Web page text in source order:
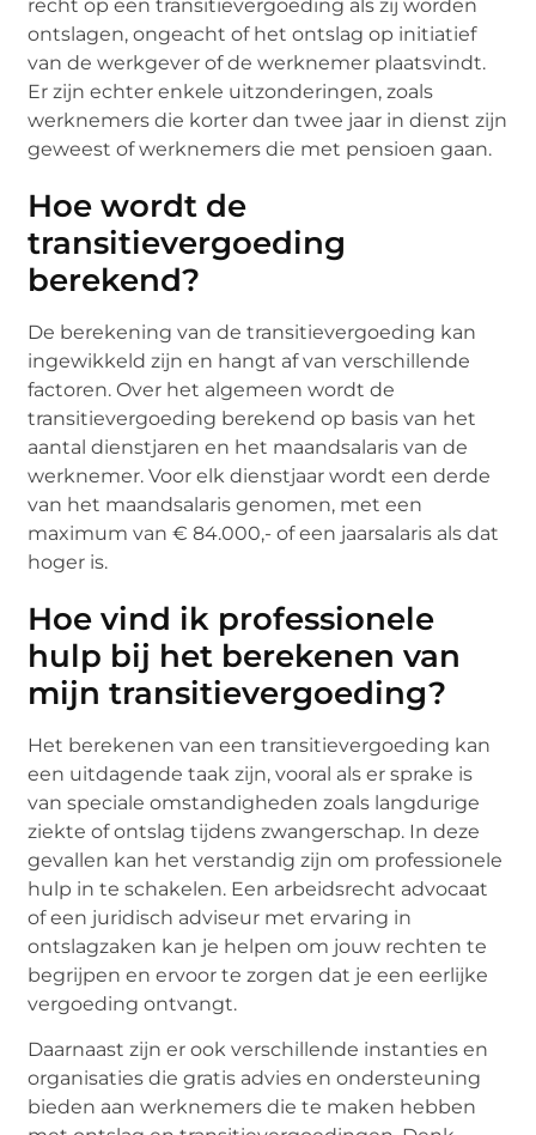
recht op een transitievergoeding als zij worden
ontslagen, ongeacht of het ontslag op initiatief
van de werkgever of de werknemer plaatsvindt.
Er zijn echter enkele uitzonderingen, zoals
werknemers die korter dan twee jaar in dienst zijn
geweest of werknemers die met pensioen gaan.
Hoe wordt de
transitievergoeding
berekend?
De berekening van de transitievergoeding kan
ingewikkeld zijn en hangt af van verschillende
factoren. Over het algemeen wordt de
transitievergoeding berekend op basis van het
aantal dienstjaren en het maandsalaris van de
werknemer. Voor elk dienstjaar wordt een derde
van het maandsalaris genomen, met een
maximum van € 84.000,- of een jaarsalaris als dat
hoger is.
Hoe vind ik professionele
hulp bij het berekenen van
mijn transitievergoeding?
Het berekenen van een transitievergoeding kan
een uitdagende taak zijn, vooral als er sprake is
van speciale omstandigheden zoals langdurige
ziekte of ontslag tijdens zwangerschap. In deze
gevallen kan het verstandig zijn om professionele
hulp in te schakelen. Een arbeidsrecht advocaat
of een juridisch adviseur met ervaring in
ontslagzaken kan je helpen om jouw rechten te
begrijpen en ervoor te zorgen dat je een eerlijke
vergoeding ontvangt.
Daarnaast zijn er ook verschillende instanties en
organisaties die gratis advies en ondersteuning
bieden aan werknemers die te maken hebben